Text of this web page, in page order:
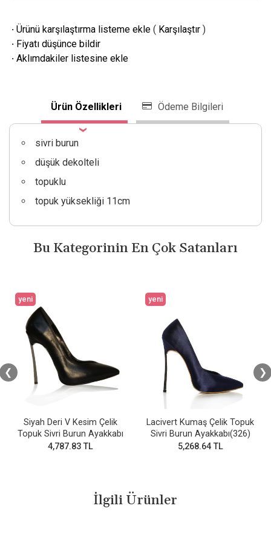
· Ürünü karşılaştırma listeme ekle( Karşılaştır)
· Fiyatı düşünce bildir
· Aklımdakiler listesine ekle
Ürün Özellikleri Ödeme Bilgileri
sivri burun
düşük dekolteli
topuklu
topuk yüksekliği 11cm
Bu Kategorinin En Çok Satanları
yeni
Siyah Deri V Kesim Çelik
Topuk Sivri Burun Ayakkabı
4,787.83 TL
yeni
Lacivert Kumaş Çelik Topuk
Sivri Burun Ayakkabı(326)
5,268.64 TL
❮ ❯
İlgili Ürünler